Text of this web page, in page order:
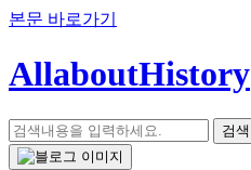
본문 바로가기
AllaboutHistory
검색